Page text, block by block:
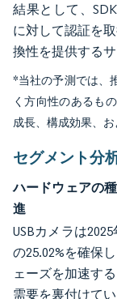
結果として、
に対して認証を
換性を提供する
*当社の予測では、
く方向性のあるも
成長、構成効果、
セグメント分
ハードウェアの
進
USBカメラは
の25.02%を確保
ェーズを加速す
需要を裏付けて